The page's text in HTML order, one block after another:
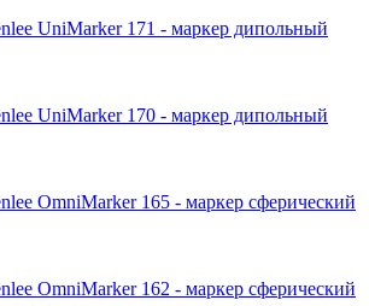
UniMarker 171 - маркер дипольный
UniMarker 170 - маркер дипольный
OmniMarker 165 - маркер сферический
OmniMarker 162 - маркер сферический